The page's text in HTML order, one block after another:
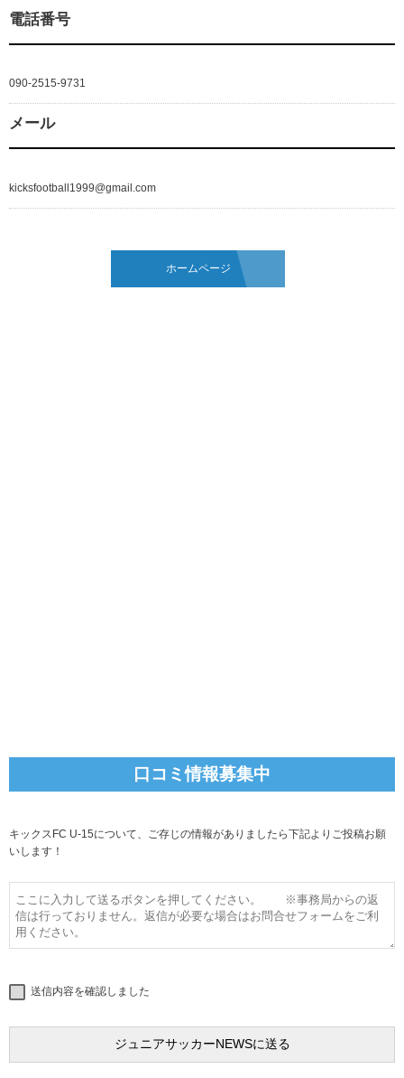
電話番号
090-2515-9731
メール
kicksfootball1999@gmail.com
ホームページ
口コミ情報募集中
キックスFC U-15について、ご存じの情報がありましたら下記よりご投稿お願
いします！
送信内容を確認しました